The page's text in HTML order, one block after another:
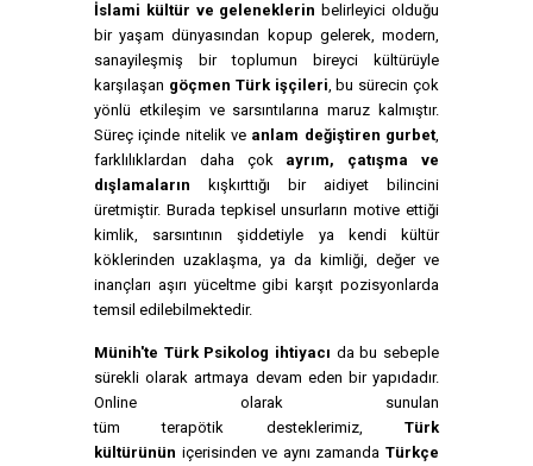
İslami kültür ve geleneklerin belirleyici olduğu
bir yaşam dünyasından kopup gelerek, modern,
sanayileşmiş bir toplumun bireyci kültürüyle
karşılaşan göçmen Türk işçileri, bu sürecin çok
yönlü etkileşim ve sarsıntılarına maruz kalmıştır.
Süreç içinde nitelik ve anlam değiştiren gurbet,
farklılıklardan daha çok ayrım, çatışma ve
dışlamaların kışkırttığı bir aidiyet bilincini
üretmiştir. Burada tepkisel unsurların motive ettiği
kimlik, sarsıntının şiddetiyle ya kendi kültür
köklerinden uzaklaşma, ya da kimliği, değer ve
inançları aşırı yüceltme gibi karşıt pozisyonlarda
temsil edilebilmektedir.
Münih'te Türk Psikolog ihtiyacı da bu sebeple
sürekli olarak artmaya devam eden bir yapıdadır.
Online olarak sunulan
tüm terapötik desteklerimiz, Türk
kültürünün içerisinden ve aynı zamanda Türkçe